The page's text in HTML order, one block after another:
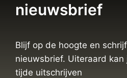
nieuwsbrief
Blijf op de hoogte en
nieuwsbrief. Uiteraard kan
tijde uitschrijven